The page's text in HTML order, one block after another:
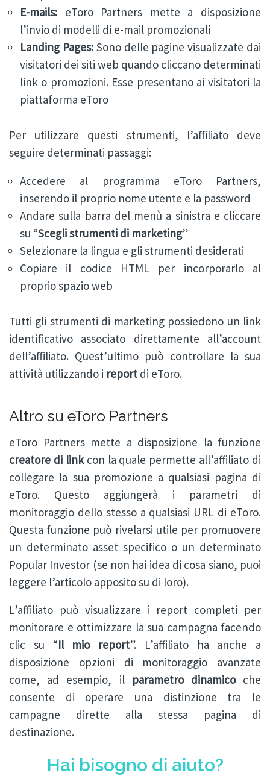
E-mails: eToro Partners mette a disposizione
l’invio di modelli di e-mail promozionali
Landing Pages: Sono delle pagine visualizzate dai
visitatori dei siti web quando cliccano determinati
link o promozioni. Esse presentano ai visitatori la
piattaforma eToro
Per utilizzare questi strumenti, l’affiliato deve
seguire determinati passaggi:
Accedere al programma eToro Partners,
inserendo il proprio nome utente e la password
Andare sulla barra del menù a sinistra e cliccare
su “Scegli strumenti di marketing”
Selezionare la lingua e gli strumenti desiderati
Copiare il codice HTML per incorporarlo al
proprio spazio web
Tutti gli strumenti di marketing possiedono un link
identificativo associato direttamente all’account
dell’affiliato. Quest’ultimo può controllare la sua
attività utilizzando i report di eToro.
Altro su eToro Partners
eToro Partners mette a disposizione la funzione
creatore di linkcon la quale permette all’affiliato di
collegare la sua promozione a qualsiasi pagina di
eToro. Questo aggiungerà i parametri di
monitoraggio dello stesso a qualsiasi URL di eToro.
Questa funzione può rivelarsi utile per promuovere
un determinato asset specifico o un determinato
Popular Investor (se non hai idea di cosa siano, puoi
leggere l’articolo apposito su di loro).
L’affiliato può visualizzare i report completi per
monitorare e ottimizzare la sua campagna facendo
clic su “Il mio report”. L’affiliato ha anche a
disposizione opzioni di monitoraggio avanzate
come, ad esempio, il parametro dinamicoche
consente di operare una distinzione tra le
campagne dirette alla stessa pagina di
destinazione.
Hai bisogno di aiuto?